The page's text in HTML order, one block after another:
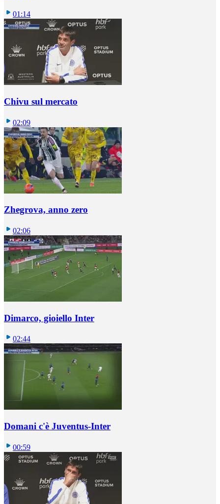
01:14
Chivu sul mercato
02:09
Zhegrova, anno zero
02:06
Dimarco, gioiello Inter
02:44
Domani c'è Juventus-Inter
00:59